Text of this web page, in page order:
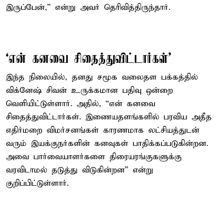
இருப்பேன்,” என்று அவர் தெரிவித்திருந்தார்.
‘என் கனவை சிதைத்துவிட்டார்கள்’
இந்த நிலையில், தனது சமூக வலைதள பக்கத்தில்
விக்னேஷ் சிவன் உருக்கமான பதிவு ஒன்றை
வெளியிட்டுள்ளார். அதில், “என் கனவை
சிதைத்துவிட்டார்கள். இணையதளங்களில் பரவிய அதீத
எதிர்மறை விமர்சனங்கள் காரணமாக லட்சியத்துடன்
வரும் இயக்குநர்களின் கனவுகள் பாதிக்கப்படுகின்றன.
அவை பார்வையாளர்களை திரையரங்குகளுக்கு
வரவிடாமல் தடுத்து விடுகின்றன” என்று
குறிப்பிட்டுள்ளார்.